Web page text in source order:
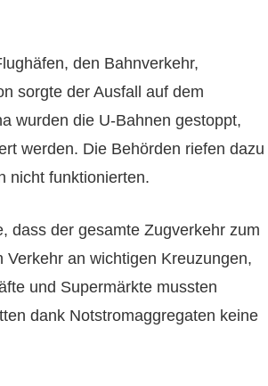
den Bahnverkehr,
sorgte der Ausfall auf dem
wurden die U-Bahnen gestoppt,
werden. Die Behörden riefen dazu
nicht funktionierten.
dass der gesamte Zugverkehr zum
an wichtigen Kreuzungen,
und Supermärkte mussten
dank Notstromaggregaten keine